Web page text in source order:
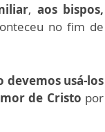
, aos bispos,
no fim de
devemos usá-los
de Cristo por